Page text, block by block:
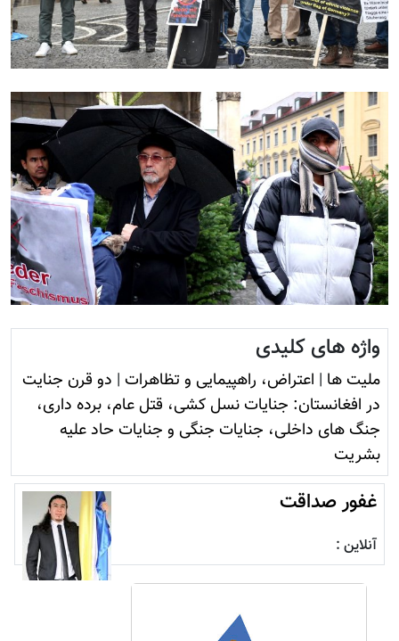
واژه های کلیدی
ملیت ها | اعتراض، راهپیمایی و تظاهرات | دو قرن جنایت
در افغانستان: جنایات نسل کشی، قتل عام، برده داری،
جنگ های داخلی، جنایات جنگی و جنایات حاد علیه
بشریت
غفور صداقت
آنلاین :